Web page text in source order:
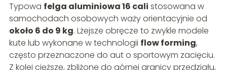
Typowa felga aluminiowa 16 cali stosowana w
samochodach osobowych waży orientacyjnie od
około 6 do 9 kg. Lżejsze obręcze to zwykle modele
kute lub wykonane w technologii flow forming,
często przeznaczone do aut o sportowym zacięciu.
Z kolei cięższe, zbliżone do górnej granicy przedziału,